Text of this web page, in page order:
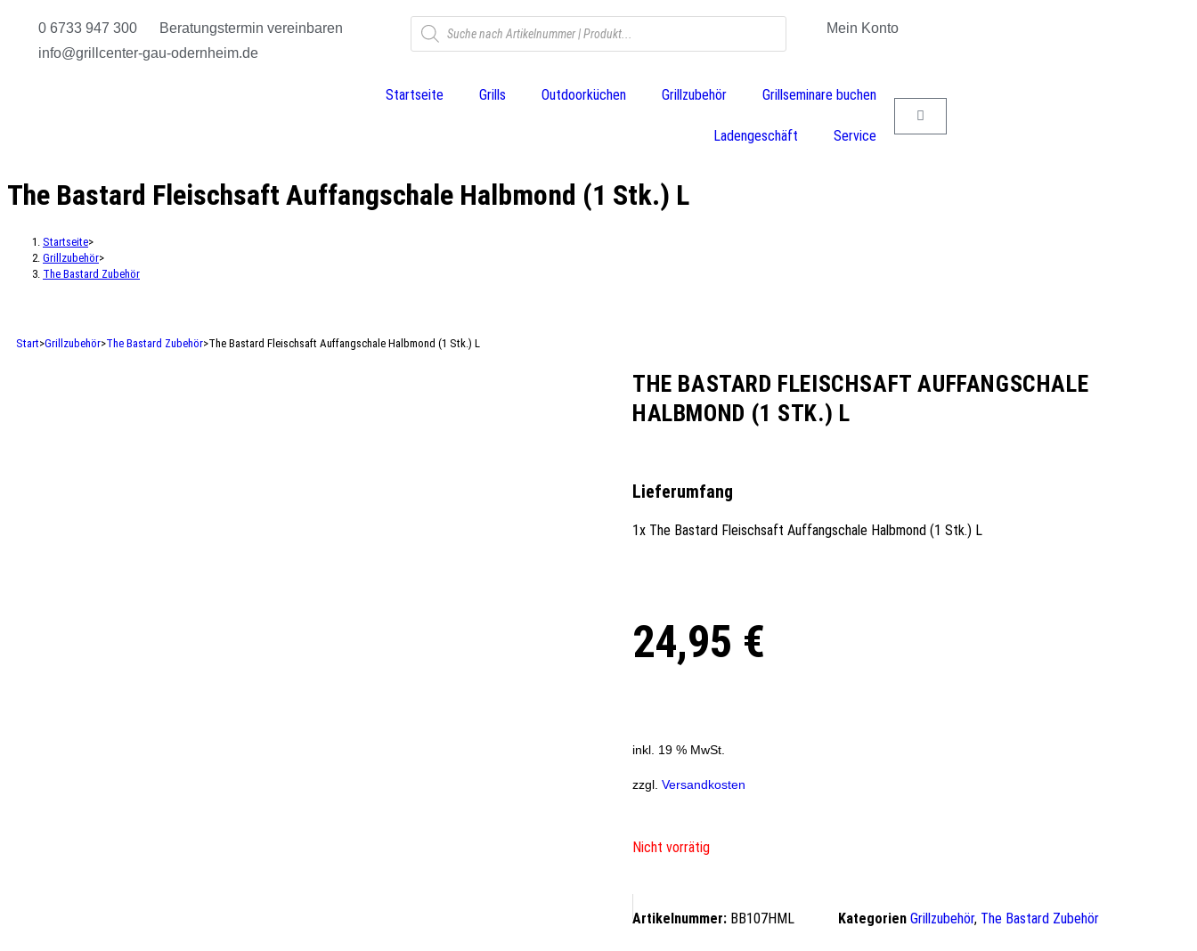
0 6733 947 300
Beratungstermin vereinbaren
info@grillcenter-gau-odernheim.de
Mein Konto
Startseite Grills Outdoorküchen Grillzubehör Grillseminare buchen
Ladengeschäft Service
The Bastard Fleischsaft Auffangschale Halbmond (1 Stk.) L
Startseite>
Grillzubehör>
The Bastard Zubehör
Start>Grillzubehör>The Bastard Zubehör>The Bastard Fleischsaft Auffangschale Halbmond (1 Stk.) L
THE BASTARD FLEISCHSAFT AUFFANGSCHALE
HALBMOND (1 STK.) L
Lieferumfang
1x The Bastard Fleischsaft Auffangschale Halbmond (1 Stk.) L
24,95 €
inkl. 19 % MwSt.
zzgl. Versandkosten
Nicht vorrätig
Artikelnummer: BB107HML Kategorien Grillzubehör, The Bastard Zubehör